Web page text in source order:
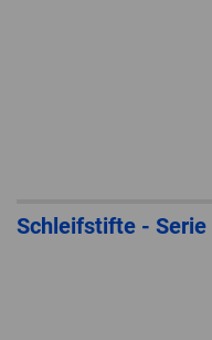
Schleifstifte - Serie